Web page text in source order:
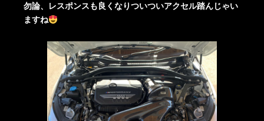
勿論、レスポンスも良くなりついついアクセル踏んじゃい
ますね